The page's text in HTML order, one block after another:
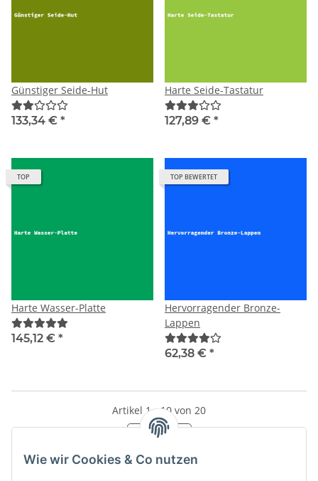
Günstiger Seide-Hut
133,34 € *
Harte Seide-Tastatur
127,89 € *
TOP
Harte Wasser-Platte
145,12 € *
TOP BEWERTET
Hervorragender Bronze-
Lappen
62,38 € *
Artikel 1 - 10 von 20
Seite1
Wie wir Cookies & Co nutzen